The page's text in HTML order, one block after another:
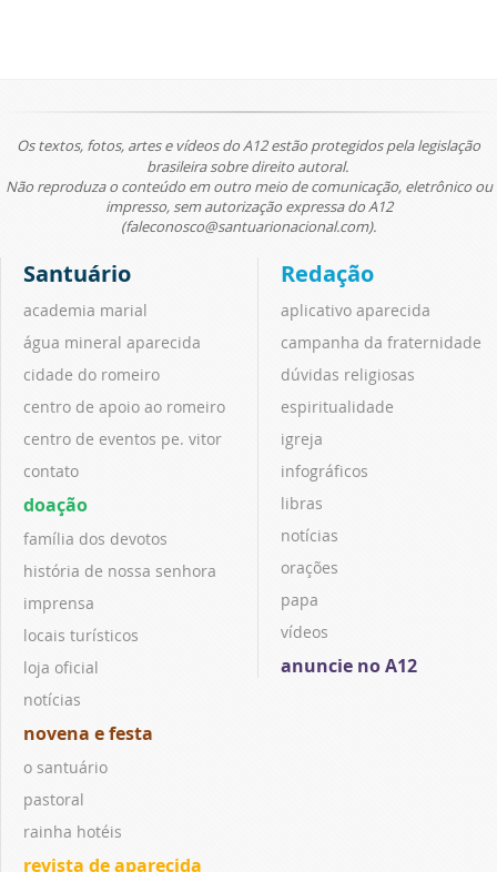
Os textos, fotos, artes e vídeos do A12 estão protegidos pela legislação
brasileira sobre direito autoral.
Não reproduza o conteúdo em outro meio de comunicação, eletrônico ou
impresso, sem autorização expressa do A12
(faleconosco@santuarionacional.com).
Santuário
academia marial
água mineral aparecida
cidade do romeiro
centro de apoio ao romeiro
centro de eventos pe. vitor
contato
doação
família dos devotos
história de nossa senhora
imprensa
locais turísticos
loja oficial
notícias
novena e festa
o santuário
pastoral
rainha hotéis
revista de aparecida
Redação
aplicativo aparecida
campanha da fraternidade
dúvidas religiosas
espiritualidade
igreja
infográficos
libras
notícias
orações
papa
vídeos
anuncie no A12